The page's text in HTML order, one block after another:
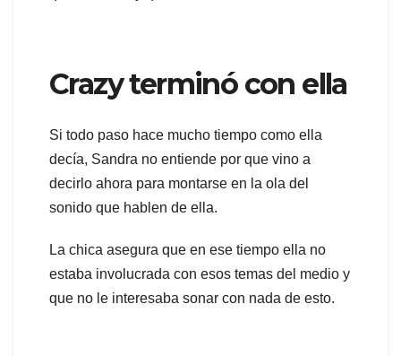
Crazy terminó con ella
Si todo paso hace mucho tiempo como ella
decía, Sandra no entiende por que vino a
decirlo ahora para montarse en la ola del
sonido que hablen de ella.
La chica asegura que en ese tiempo ella no
estaba involucrada con esos temas del medio y
que no le interesaba sonar con nada de esto.